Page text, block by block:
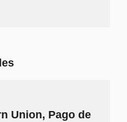
Union, Pago de